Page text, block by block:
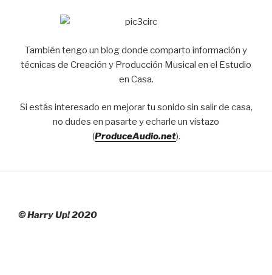
También tengo un blog donde comparto información y
técnicas de Creación y Producción Musical en el Estudio
en Casa.
Si estás interesado en mejorar tu sonido sin salir de casa,
no dudes en pasarte y echarle un vistazo
(ProduceAudio.net).
© Harry Up! 2020